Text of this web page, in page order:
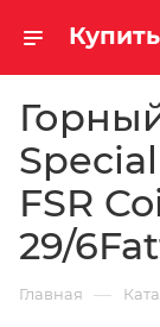
FSR
29/
Главная —